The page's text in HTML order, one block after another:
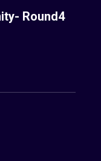
Round4